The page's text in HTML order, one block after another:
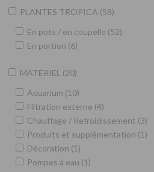
PLANTES TROPICA (58)
En pots / en coupelle (52)
En portion (6)
MATÉRIEL (20)
Aquarium (10)
Filtration externe (4)
Chauffage / Refroidissement (3)
Produits et supplémentation (1)
Décoration (1)
Pompes à eau (1)